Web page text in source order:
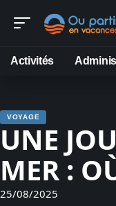
Activités
VOYAGE
UNE
MER :
25/08/2025